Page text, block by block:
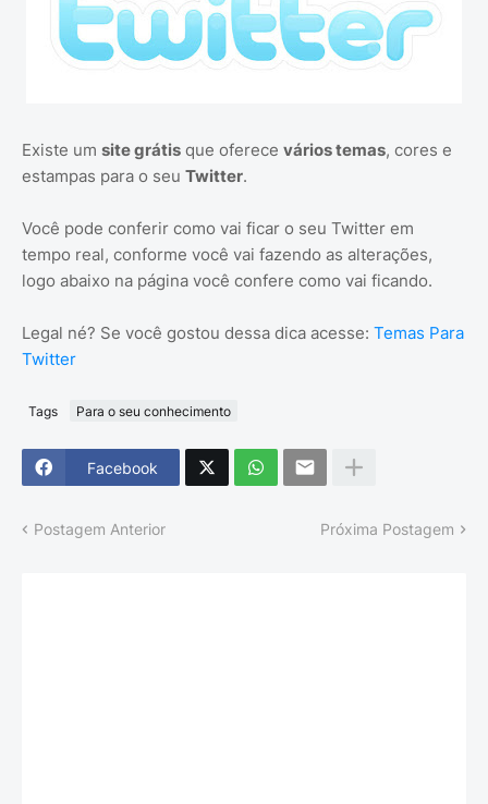
Existe um site grátis que oferece vários temas, cores e
estampas para o seu Twitter.
Você pode conferir como vai ficar o seu Twitter em
tempo real, conforme você vai fazendo as alterações,
logo abaixo na página você confere como vai ficando.
Legal né? Se você gostou dessa dica acesse: Temas Para
Twitter
Tags Para o seu conhecimento
Facebook
Postagem Anterior Próxima Postagem